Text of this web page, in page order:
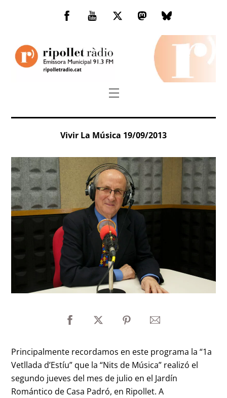
Facebook
You
TwitterMastodonBluesky
Menu
Vivir La Música 19/09/2013
Principalmente recordamos en este programa la “1a
Vetllada d’Estíu” que la “Nits de Música” realizó el
segundo jueves del mes de julio en el Jardín
Romántico de Casa Padró, en Ripollet. A